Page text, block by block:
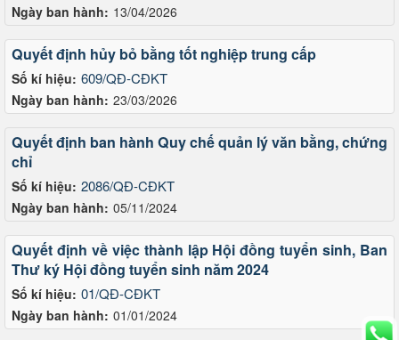
Ngày ban hành: 13/04/2026
Số kí hiệu: 609/QĐ-CĐKT
Ngày ban hành: 23/03/2026
Quyết định hủy bỏ bằng tốt nghiệp trung cấp
Số kí hiệu: 2086/QĐ-CĐKT
Ngày ban hành: 05/11/2024
Quyết định ban hành Quy chế quản lý văn bằng, chứng
chỉ
Số kí hiệu: 01/QĐ-CĐKT
Ngày ban hành: 01/01/2024
Quyết định về việc thành lập Hội đồng tuyển sinh, Ban
Thư ký Hội đồng tuyển sinh năm 2024